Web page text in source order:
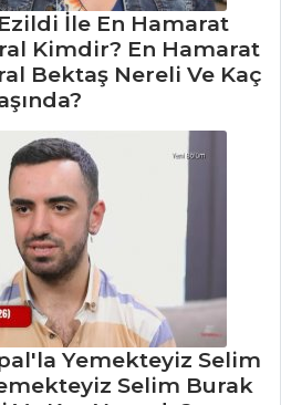
İle En Hamarat
Kimdir? En Hamarat
Bektaş Nereli Ve Kaç
Yemekteyiz Selim
Selim Burak